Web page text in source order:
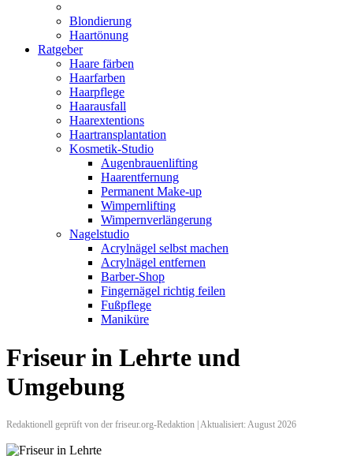
Blondierung
Haartönung
Ratgeber
Haare färben
Haarfarben
Haarpflege
Haarausfall
Haarextentions
Haartransplantation
Kosmetik-Studio
Augenbrauenlifting
Haarentfernung
Permanent Make-up
Wimpernlifting
Wimpernverlängerung
Nagelstudio
Acrylnägel selbst machen
Acrylnägel entfernen
Barber-Shop
Fingernägel richtig feilen
Fußpflege
Maniküre
Friseur in Lehrte und
Umgebung
Redaktionell geprüft von der friseur.org-Redaktion | Aktualisiert: August 2026